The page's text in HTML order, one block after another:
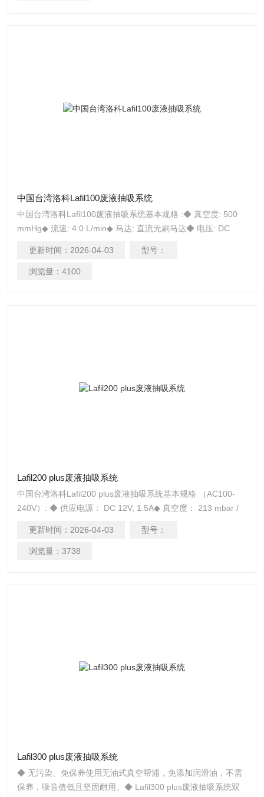
中国台湾洛科Lafil100废液抽吸系统
中国台湾洛科Lafil100废液抽吸系统基本规格 :◆ 真空度: 500
mmHg◆ 流速: 4.0 L/min◆ 马达: 直流无刷马达◆ 电压: DC
26.5 x 13 x 21 cm （LxWxH） Lafil100材质:◆ 主机本体 -
ABS◆ 手持操作器 - POM◆ 单爪退 tip
更新时间： 2026-04-03 型号：
浏览量： 4100
Lafil200 plus废液抽吸系统
中国台湾洛科Lafil200 plus废液抽吸系统基本规格 （AC100-
240V）: ◆ 供应电源： DC 12V, 1.5A◆ 真空度： 213 mbar /
mL/sec◆ 废液瓶: 4L PP瓶◆ 噪音值: 55 dB◆ 主机重量: 2.07
更新时间： 2026-04-03 型号：
浏览量： 3738
Lafil300 plus废液抽吸系统
◆ 无污染、免保养使用无油式真空帮浦，免添加润滑油，不需
保养，噪音值低且坚固耐用。◆ Lafil300 plus废液抽吸系统双